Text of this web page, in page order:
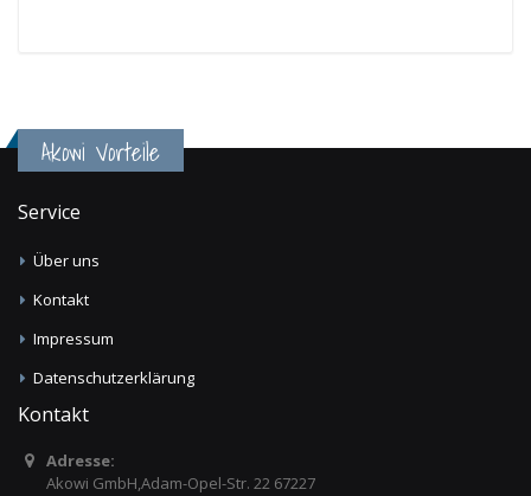
Akowi Vorteile
Service
Über uns
Kontakt
Impressum
Datenschutzerklärung
Kontakt
Adresse:
Akowi GmbH,Adam-Opel-Str. 22 67227